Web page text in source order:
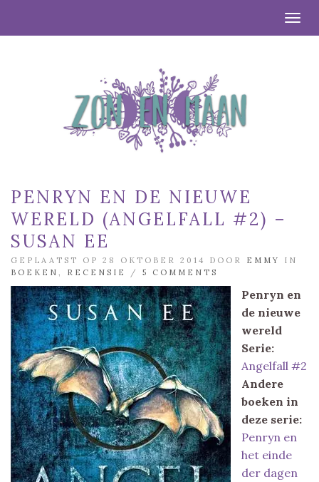
PENRYN EN DE NIEUWE
WERELD (ANGELFALL #2) –
SUSAN EE
GEPLAATST OP 28 OKTOBER 2014 DOOR EMMY
IN
BOEKEN
RECENSIE / 5 COMMENTS
Penryn en
de nieuwe
wereld
Serie:
Angelfall #2
Andere
boeken in
deze serie:
Penryn en
het einde
der dagen